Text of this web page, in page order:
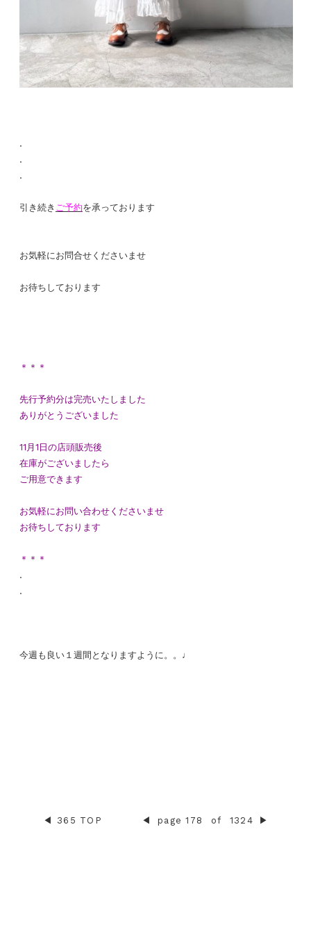
.
.
.
引き続き ご予約を承っております
お気軽にお問合せくださいませ
お待ちしております
＊＊＊
先行予約分は完売いたしました
ありがとうございました
11月1日の店頭販売後
在庫がございましたら
ご用意できます
お気軽にお問い合わせくださいませ
お待ちしております
＊＊＊
.
.
今週も良い１週間となりますように。。♩
◀︎ 365 TOP ◀︎ page 178 of 1324 ▶︎